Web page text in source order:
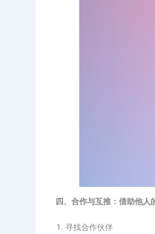
四、合作与互推：借助他人
寻找合作伙伴